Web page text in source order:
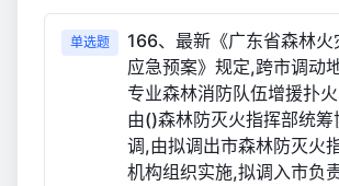
单选题
166、最新《广东省森林火
应急预案》规定,跨市调动
专业森林消防队伍增援扑
由()森林防灭火指挥部统筹
调,由拟调出市森林防灭火
机构组织实施,拟调入市负